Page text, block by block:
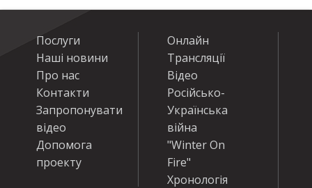
Послуги
Наші новини
Про нас
Контакти
Запропонувати
відео
Допомога
проекту
Онлайн
Трансляції
Відео
Російсько-
Українська
війна
"Winter On
Fire"
Хронологія